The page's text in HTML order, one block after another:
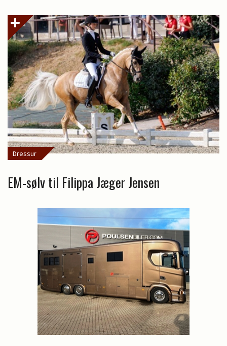
Dressur
EM-sølv til Filippa Jæger Jensen